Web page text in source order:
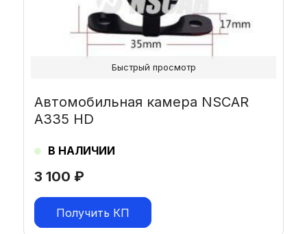
3 100 ₽
Автомобильная камера NSCAR
A335 HD
В НАЛИЧИИ
Получить КП
Быстрый просмотр